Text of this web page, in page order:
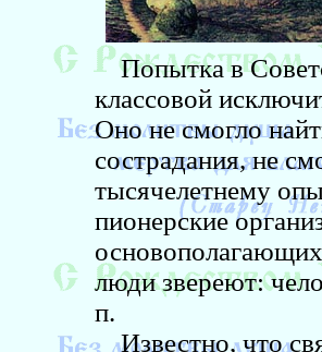
Попытка в
классовой
Оно не смогло
сострадания, не
тысячелетнему
пионерские
люди звереют:
п.
Известно, что